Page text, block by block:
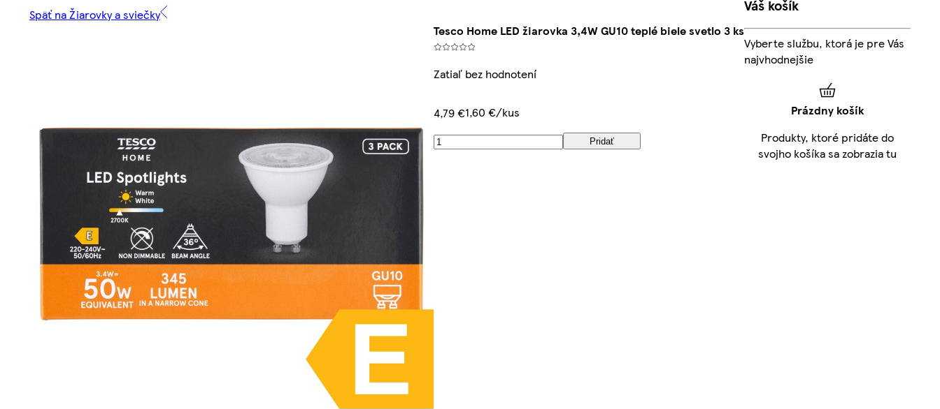
Späť na Žiarovky a sviečky
Tesco Home LED žiarovka 3,4W GU10 teplé biele svetlo 3 ks
Zatiaľ bez hodnotení
4,79 €1,60 €/kus
Pridať
Váš košík
Vyberte službu, ktorá je pre Vás
najvhodnejšie
Prázdny košík
Produkty, ktoré pridáte do
svojho košíka sa zobrazia tu